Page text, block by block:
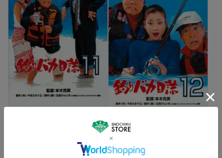
釣りバカ日誌12 史上最大の有
給休暇 [DVD]
1,980円（税込）